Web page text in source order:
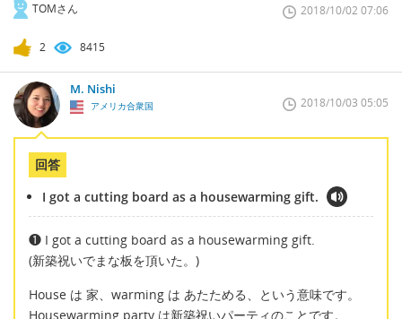
TOMさん 2018/10/02 07:06
2 8415
M. Nishi
アメリカ合衆国 2018/10/03 05:05
回答
I got a cutting board as a housewarming gift.
❶ I got a cutting board as a housewarming gift.
(新築祝いでまな板を頂いた。)
House は 家、warming は あたためる、という意味です。
Housewarming party は新築祝いパーティのことです。